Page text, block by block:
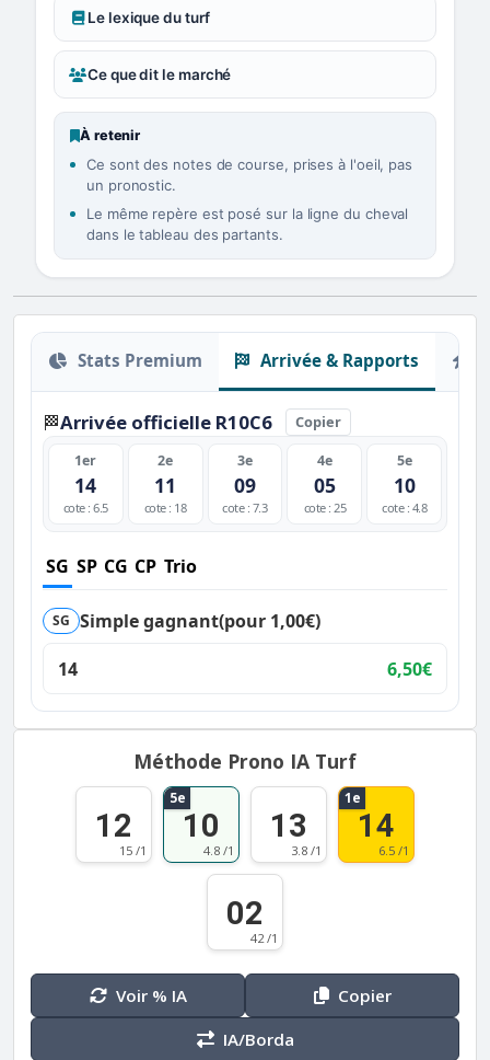
Le lexique du turf
Ce que dit le marché
À retenir
Ce sont des notes de course, prises à l'oeil, pas
un pronostic.
Le même repère est posé sur la ligne du cheval
dans le tableau des partants.
Stats Premium Arrivée & Rapports
🏁Arrivée officielle R10C6 Copier
1er
14
cote : 6.5
2e
11
cote : 18
3e
09
cote : 7.3
4e
05
cote : 25
5e
10
cote : 4.8
SG SP CG CP Trio
SG Simple gagnant(pour 1,00€)
14
6,50€
Méthode Prono IA Turf
12
15 /1
5e
10
4.8 /1
13
3.8 /1
1e
14
6.5 /1
02
42 /1
Voir % IA
Copier
IA/Borda